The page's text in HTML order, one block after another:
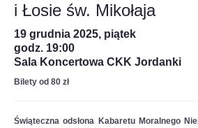
i Łosie św. Mikołaja
19 grudnia 2025, piątek
godz. 19:00
Sala Koncertowa CKK Jordanki
Bilety od 80 zł
Świąteczna odsłona Kabaretu Moralnego